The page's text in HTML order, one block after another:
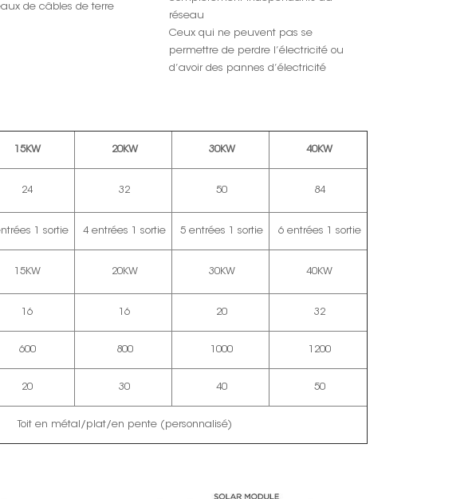
de câbles de terre
réseau
Ceux qui ne peuvent pas se
permettre de perdre l’électricité ou
d’avoir des pannes d’électricité
15KW 20KW 30KW 40KW
24 32 50 84
1 sortie 4 entrées 1 sortie 5 entrées 1 sortie 6 entrées 1 sortie
15KW 20KW 30KW 40KW
16 16 20 32
600 800 1000 1200
20 30 40 50
Toit en métal/plat/en pente (personnalisé)